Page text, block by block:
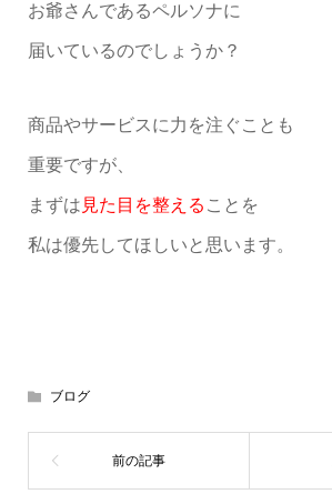
お爺さんであるペルソナに
届いているのでしょうか？
商品やサービスに力を注ぐことも
重要ですが、
まずは 見た目を整える ことを
私は優先してほしいと思います。
ブログ